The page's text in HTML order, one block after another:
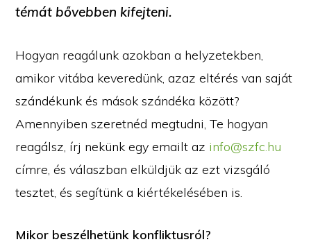
témát bővebben kifejteni.
Hogyan reagálunk azokban a helyzetekben,
amikor vitába keveredünk, azaz eltérés van saját
szándékunk és mások szándéka között?
Amennyiben szeretnéd megtudni, Te hogyan
reagálsz, írj nekünk egy emailt az info@szfc.hu
címre, és válaszban elküldjük az ezt vizsgáló
tesztet, és segítünk a kiértékelésében is.
Mikor beszélhetünk konfliktusról?